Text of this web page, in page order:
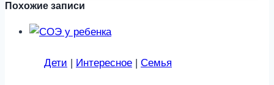
Похожие записи
Дети Интересное Семья